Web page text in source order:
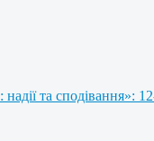
та сподівання»: